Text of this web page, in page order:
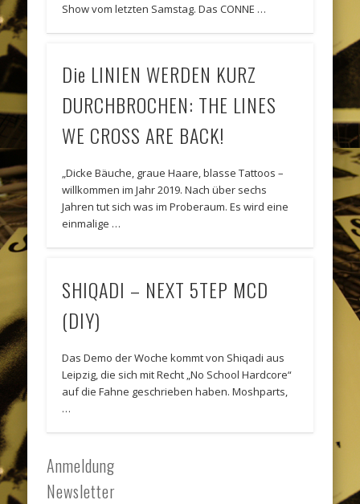
Show vom letzten Samstag. Das CONNE …
Die LINIEN WERDEN KURZ
DURCHBROCHEN: THE LINES
WE CROSS ARE BACK!
„Dicke Bäuche, graue Haare, blasse Tattoos –
willkommen im Jahr 2019. Nach über sechs
Jahren tut sich was im Proberaum. Es wird eine
einmalige …
SHIQADI – NEXT 5TEP MCD
(DIY)
Das Demo der Woche kommt von Shiqadi aus
Leipzig, die sich mit Recht „No School Hardcore“
auf die Fahne geschrieben haben. Moshparts,
…
Anmeldung
Newsletter